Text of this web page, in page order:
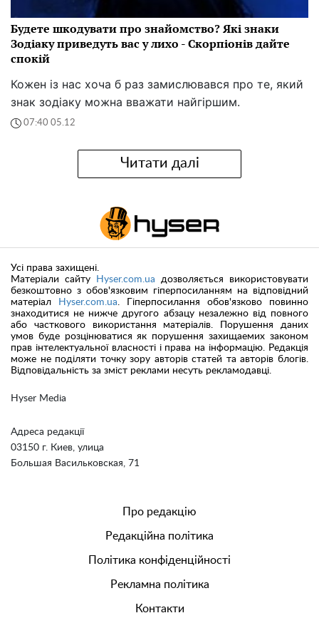
Будете шкодувати про знайомство? Які знаки
Зодіаку приведуть вас у лихо - Скорпіонів дайте
спокій
Кожен із нас хоча б раз замислювався про те, який
знак зодіаку можна вважати найгіршим.
07:40 05.12
Читати далі
Hyser Media
Адреса редакції
03150 г. Киев, улица
Большая Васильковская, 71
Усі права захищені.
Матеріали сайту
Hyser.com.ua дозволяється використовувати
безкоштовно з обов'язковим гіперпосиланням на відповідний
матеріал
Hyser.com.ua . Гіперпосилання обов'язково повинно
знаходитися не нижче другого абзацу незалежно від повного
або часткового використання матеріалів. Порушення даних
умов буде розцінюватися як порушення захищаемих законом
прав інтелектуальної власності і права на інформацію. Редакція
може не поділяти точку зору авторів статей та авторів блогів.
Відповідальність за зміст реклами несуть рекламодавці.
Про редакцію
Редакційна політика
Політика конфіденційності
Рекламна політика
Контакти